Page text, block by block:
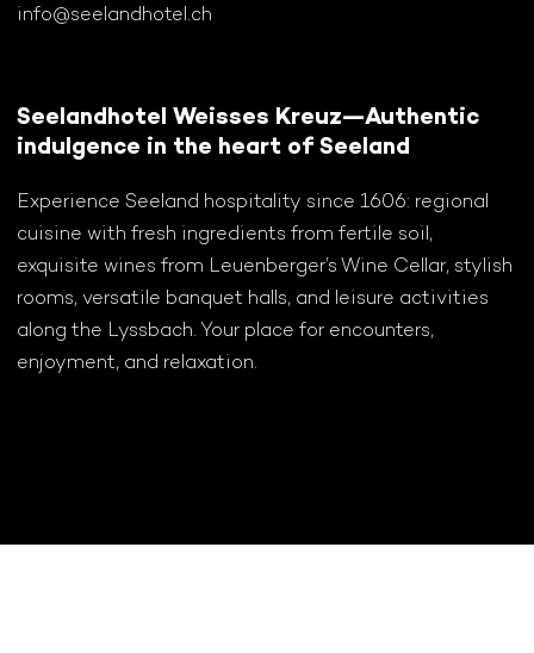
info@seelandhotel.ch
Seelandhotel Weisses Kreuz—Authentic
indulgence in the heart of Seeland
Experience Seeland hospitality since 1606: regional
cuisine with fresh ingredients from fertile soil,
exquisite wines from Leuenberger’s Wine Cellar, stylish
rooms, versatile banquet halls, and leisure activities
along the Lyssbach. Your place for encounters,
enjoyment, and relaxation.